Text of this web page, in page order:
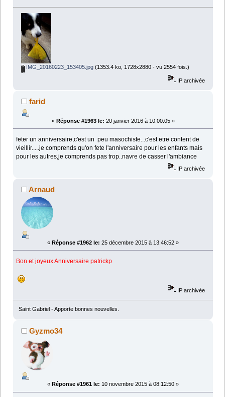
IMG_20160223_153405.jpg(1353.4 ko, 1728x2880 - vu 2554 fois.)
IP archivée
farid
« Réponse #1963 le: 20 janvier 2016 à 10:00:05 »
feter un anniversaire,c'est un peu masochiste...c'est etre content de
vieillir.....je comprends qu'on fete l'anniversaire pour les enfants mais
pour les autres,je comprends pas trop..navre de casser l'ambiance
IP archivée
Arnaud
« Réponse #1962 le: 25 décembre 2015 à 13:46:52 »
Bon et joyeux Anniversaire patrickp
IP archivée
Saint Gabriel - Apporte bonnes nouvelles.
Gyzmo34
« Réponse #1961 le: 10 novembre 2015 à 08:12:50 »